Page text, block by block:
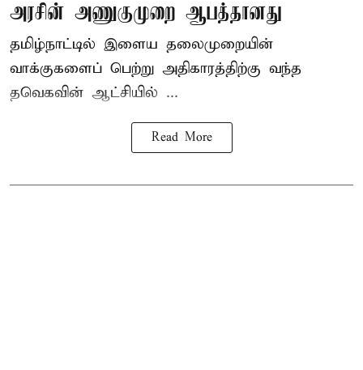
அரசின் அணுகுமுறை ஆபத்தானது
தமிழ்நாட்டில் இளைய தலைமுறையின்
வாக்குகளைப் பெற்று அதிகாரத்திற்கு வந்த
தவெகவின் ஆட்சியில் ...
Read More